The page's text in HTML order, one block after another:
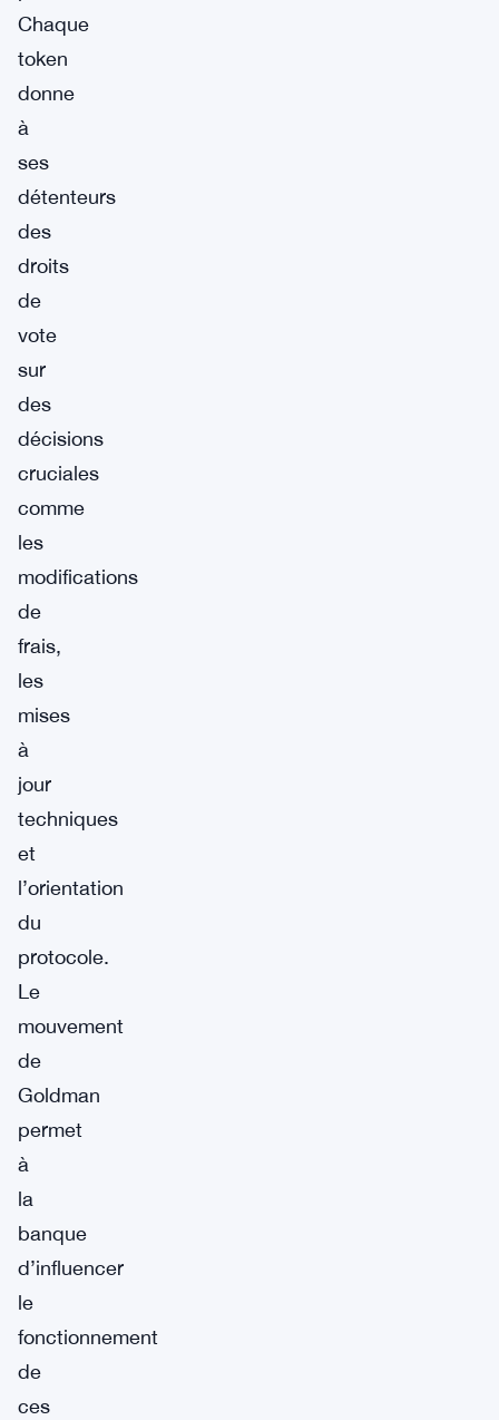
Chaque
token
donne
à
ses
détenteurs
des
droits
de
vote
sur
des
décisions
cruciales
comme
les
modifications
de
frais,
les
mises
à
jour
techniques
et
l’orientation
du
protocole.
Le
mouvement
de
Goldman
permet
à
la
banque
d’influencer
le
fonctionnement
de
ces